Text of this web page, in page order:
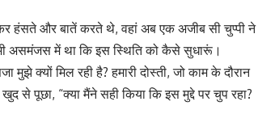
हंसते और बातें करते थे, वहां अब एक अजीब सी चुप्पी ने
असमंजस में था कि इस स्थिति को कैसे सुधारूं।
क्यों मिल रही है? हमारी दोस्ती, जो काम के दौरान
से पूछा, “क्या मैंने सही किया कि इस मुद्दे पर चुप रहा?